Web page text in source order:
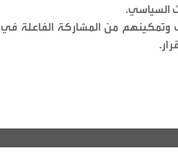
السياسي.
وتمكينهم من المشاركة الفاعلة في